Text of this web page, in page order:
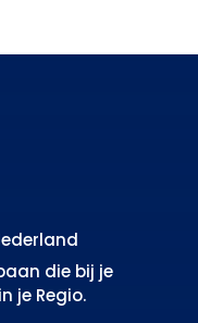
die bij je
je Regio.